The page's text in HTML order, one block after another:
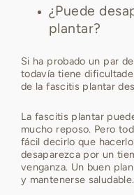
¿Puede
plantar?
Si ha probado un par
todavía tiene
de la fascitis plantar
La fascitis plantar
mucho reposo. Pero
fácil decirlo que
desaparezca por un
venganza. Un buen
y mantenerse saludable.